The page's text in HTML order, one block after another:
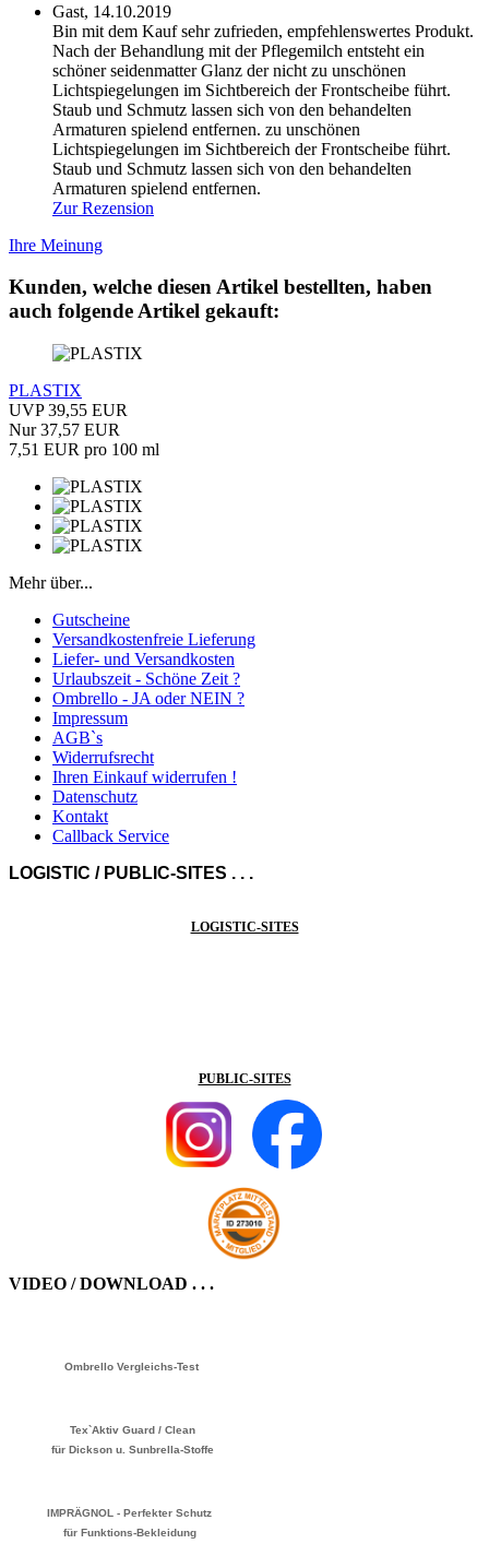
Gast, 14.10.2019
Bin mit dem Kauf sehr zufrieden, empfehlenswertes Produkt.
Nach der Behandlung mit der Pflegemilch entsteht ein
schöner seidenmatter Glanz der nicht zu unschönen
Lichtspiegelungen im Sichtbereich der Frontscheibe führt.
Staub und Schmutz lassen sich von den behandelten
Armaturen spielend entfernen. zu unschönen
Lichtspiegelungen im Sichtbereich der Frontscheibe führt.
Staub und Schmutz lassen sich von den behandelten
Armaturen spielend entfernen.
Zur Rezension
Ihre Meinung
Kunden, welche diesen Artikel bestellten, haben
auch folgende Artikel gekauft:
PLASTIX
UVP 39,55 EUR
Nur 37,57 EUR
7,51 EUR pro 100 ml
Mehr über...
Gutscheine
Versandkostenfreie Lieferung
Liefer- und Versandkosten
Urlaubszeit - Schöne Zeit ?
Ombrello - JA oder NEIN ?
Impressum
AGB`s
Widerrufsrecht
Ihren Einkauf widerrufen !
Datenschutz
Kontakt
Callback Service
LOGISTIC / PUBLIC-SITES . . .
LOGISTIC-SITES
PUBLIC-SITES
VIDEO / DOWNLOAD . . .
Ombrello Vergleichs-Test
Tex`Aktiv Guard / Clean
für Dickson u. Sunbrella-Stoffe
IMPRÄGNOL - Perfekter Schutz
für Funktions-Bekleidung